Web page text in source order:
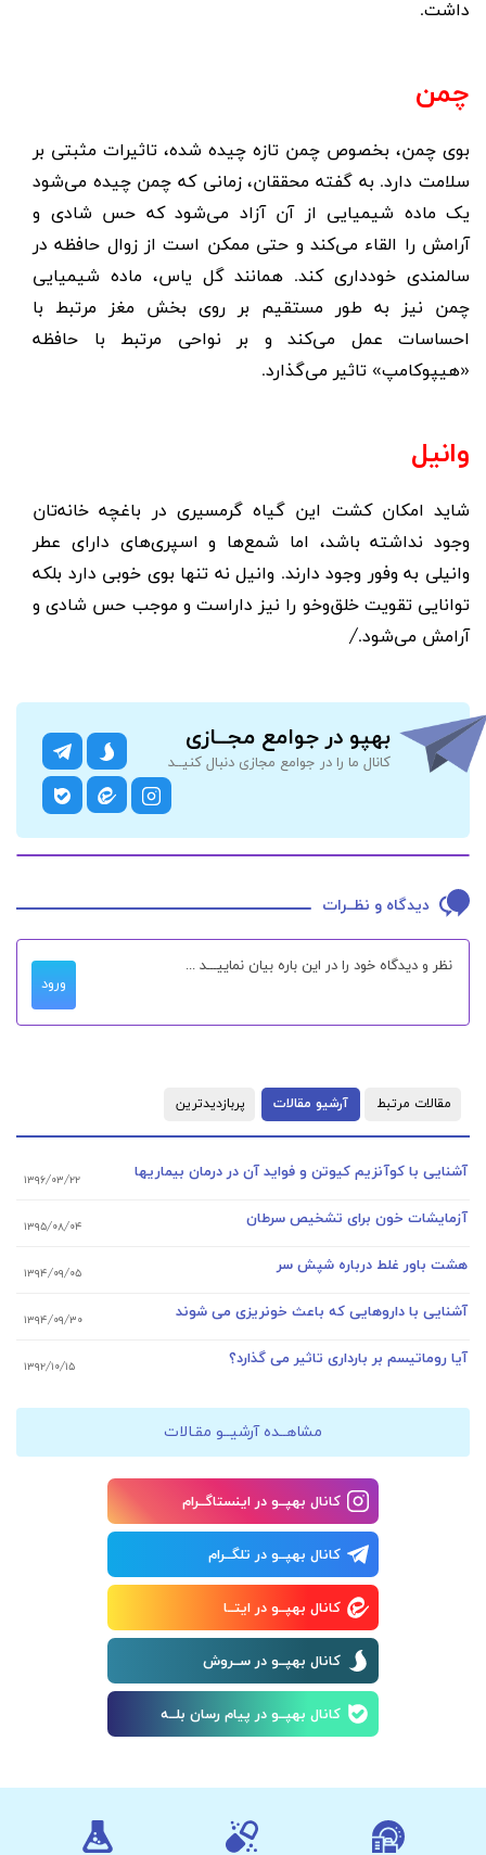
داشت.
چمن
بوی چمن، بخصوص چمن تازه چیده شده، تاثیرات مثبتی بر
سلامت دارد. به گفته محققان، زمانی که چمن چیده می‌شود
یک ماده شیمیایی از آن آزاد می‌شود که حس شادی و
آرامش را القاء می‌کند و حتی ممکن است از زوال حافظه در
سالمندی خودداری کند. همانند گل یاس، ماده شیمیایی
چمن نیز به طور مستقیم بر روی بخش مغز مرتبط با
احساسات عمل می‌کند و بر نواحی مرتبط با حافظه
«هیپوکامپ» تاثیر می‌گذارد.
وانیل
شاید امکان کشت این گیاه گرمسیری در باغچه خانه‌تان
وجود نداشته باشد، اما شمع‌ها و اسپری‌های دارای عطر
وانیلی به وفور وجود دارند. وانیل نه تنها بوی خوبی دارد بلکه
توانایی تقویت خلق‌وخو را نیز داراست و موجب حس شادی و
آرامش می‌شود./
بهپو در جوامع مجــازی
کانال ما را در جوامع مجازی دنبال کنیــد
دیدگاه و نظــرات
ورود
مقالات مرتبط آرشیو مقالات پربازدیدترین
آشنایی با کوآنزیم کیوتن و فواید آن در درمان بیماریها ۱۳۹۶/۰۳/۲۲
آزمایشات خون برای تشخیص سرطان ۱۳۹۵/۰۸/۰۴
هشت باور غلط درباره شپش سر ۱۳۹۴/۰۹/۰۵
آشنایی با داروهایی که باعث خونریزی می شوند ۱۳۹۴/۰۹/۳۰
آیا روماتیسم بر بارداری تاثیر می گذارد؟ ۱۳۹۲/۱۰/۱۵
مشاهــده آرشیــو مقـالات
کانال بهپــو در اینستاگــرام
کانال بهپــو در تلگــرام
کانال بهپــو در ایتــا
کانال بهپــو در ســروش
کانال بهپــو در پیام رسان بلــه